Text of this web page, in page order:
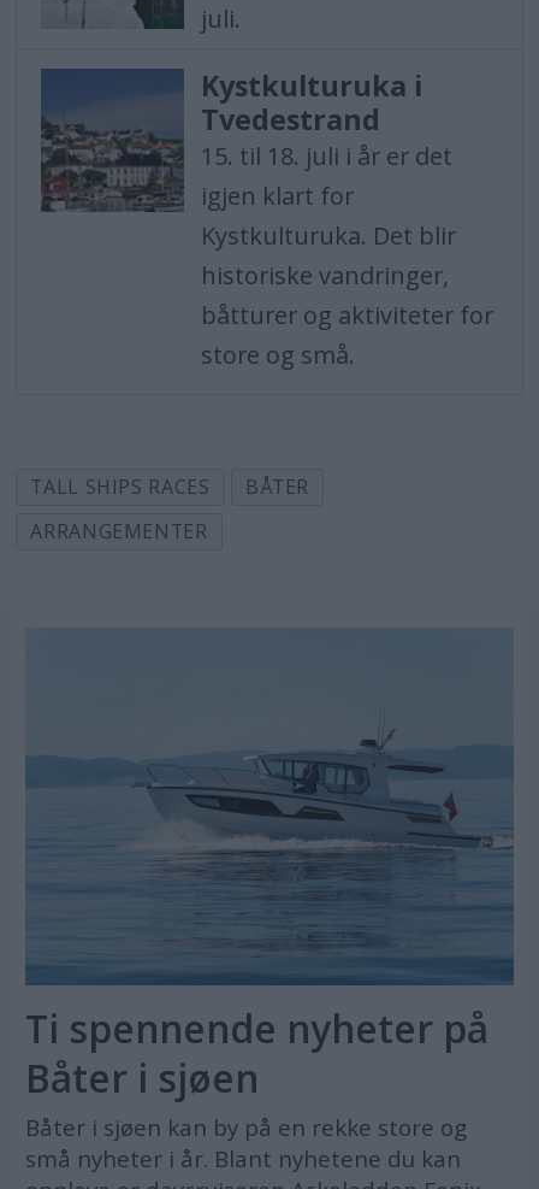
juli.
Kystkulturuka i
Tvedestrand
15. til 18. juli i år er det
igjen klart for
Kystkulturuka. Det blir
historiske vandringer,
båtturer og aktiviteter for
store og små.
TALL SHIPS RACES
BÅTER
ARRANGEMENTER
Ti spennende nyheter på
Båter i sjøen
Båter i sjøen kan by på en rekke store og
små nyheter i år. Blant nyhetene du kan